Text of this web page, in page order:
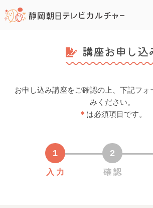
講座お申し込
お申し込み講座をご確認の上、下記フォ
みください。
＊ は必須項目です。
入 力 確 認